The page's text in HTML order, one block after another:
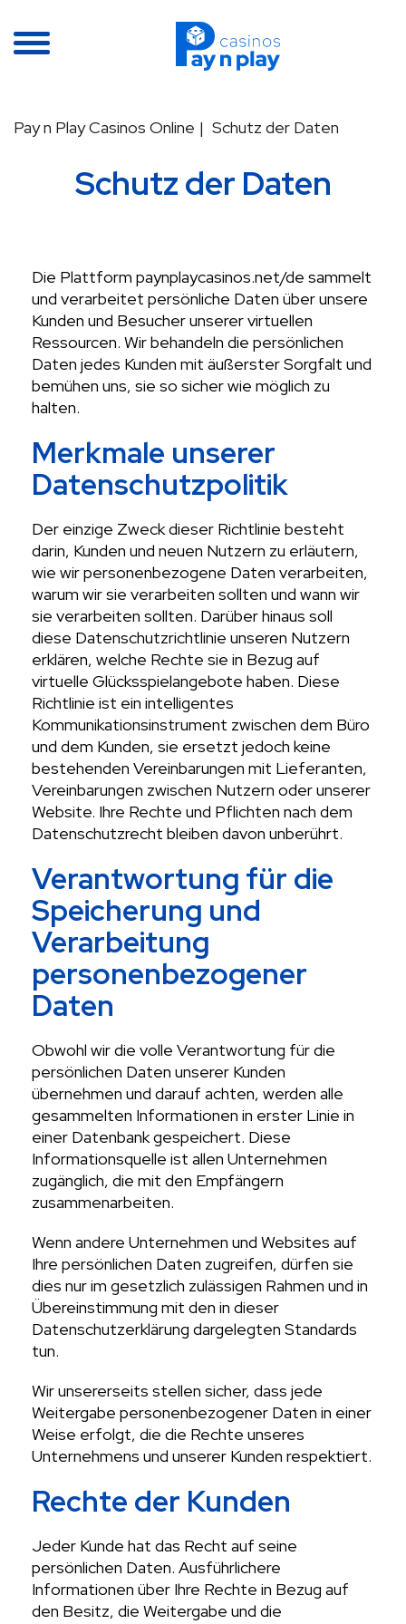
Pay n Play Casinos Online Schutz der Daten
Schutz der Daten
Die Plattform paynplaycasinos.net/de sammelt
und verarbeitet persönliche Daten über unsere
Kunden und Besucher unserer virtuellen
Ressourcen. Wir behandeln die persönlichen
Daten jedes Kunden mit äußerster Sorgfalt und
bemühen uns, sie so sicher wie möglich zu
halten.
Merkmale unserer
Datenschutzpolitik
Der einzige Zweck dieser Richtlinie besteht
darin, Kunden und neuen Nutzern zu erläutern,
wie wir personenbezogene Daten verarbeiten,
warum wir sie verarbeiten sollten und wann wir
sie verarbeiten sollten. Darüber hinaus soll
diese Datenschutzrichtlinie unseren Nutzern
erklären, welche Rechte sie in Bezug auf
virtuelle Glücksspielangebote haben. Diese
Richtlinie ist ein intelligentes
Kommunikationsinstrument zwischen dem Büro
und dem Kunden, sie ersetzt jedoch keine
bestehenden Vereinbarungen mit Lieferanten,
Vereinbarungen zwischen Nutzern oder unserer
Website. Ihre Rechte und Pflichten nach dem
Datenschutzrecht bleiben davon unberührt.
Verantwortung für die
Speicherung und
Verarbeitung
personenbezogener
Daten
Obwohl wir die volle Verantwortung für die
persönlichen Daten unserer Kunden
übernehmen und darauf achten, werden alle
gesammelten Informationen in erster Linie in
einer Datenbank gespeichert. Diese
Informationsquelle ist allen Unternehmen
zugänglich, die mit den Empfängern
zusammenarbeiten.
Wenn andere Unternehmen und Websites auf
Ihre persönlichen Daten zugreifen, dürfen sie
dies nur im gesetzlich zulässigen Rahmen und in
Übereinstimmung mit den in dieser
Datenschutzerklärung dargelegten Standards
tun.
Wir unsererseits stellen sicher, dass jede
Weitergabe personenbezogener Daten in einer
Weise erfolgt, die die Rechte unseres
Unternehmens und unserer Kunden respektiert.
Rechte der Kunden
Jeder Kunde hat das Recht auf seine
persönlichen Daten. Ausführlichere
Informationen über Ihre Rechte in Bezug auf
den Besitz, die Weitergabe und die